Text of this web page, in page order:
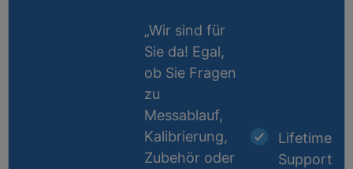
„Wir sind für
Sie da! Egal,
ob Sie Fragen
zu
Messablauf,
Kalibrierung,
Zubehör oder
Lifetime
Support